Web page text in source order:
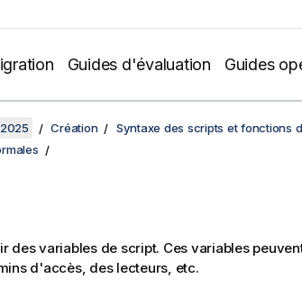
Guides d'évaluation Guides
Création
Syntaxe des scripts et fonctions
des variables de script. Ces variables
d'accès, des lecteurs, etc.